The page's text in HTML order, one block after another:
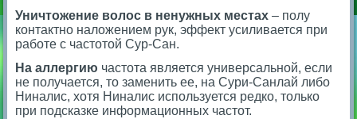
Уничтожение волос в ненужных местах – полу
контактно наложением рук, эффект усиливается при
работе с частотой Сур-Сан.
На аллергию частота является универсальной, если
не получается, то заменить ее, на Сури-Санлай либо
Ниналис, хотя Ниналис используется редко, только
при подсказке информационных частот.